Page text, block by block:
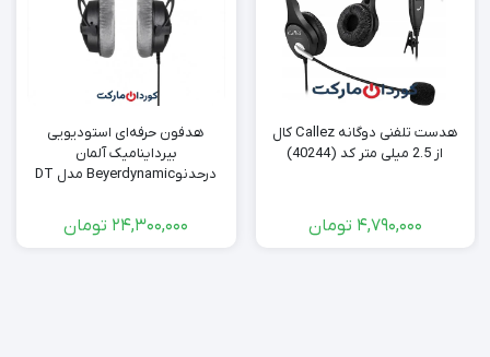
هدست تلفنی دوگانه Callez کال
از 2.5 میلی متر کد (40244)
4,790,000 تومان
هدفون حرفه‌ای استودیویی
بیرداینامیک آلمان
درحدنوBeyerdynamic مدل DT
24,300,000 تومان